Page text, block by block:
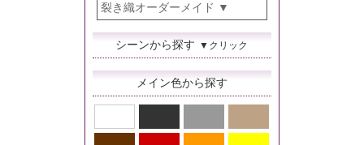
裂き織オーダーメイド
シーンから探す ▼クリック
メイン色から探す